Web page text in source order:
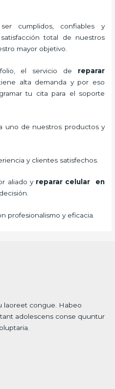
cumplidos, confiables y
total de nuestros
mayor objetivo.
el servicio de reparar
alta demanda y por eso
tu cita para el soporte
uno de nuestros productos y
y clientes satisfechos.
aliado y reparar celular en
profesionalismo y eficacia.
laoreet congue. Habeo
adolescens conse quuntur